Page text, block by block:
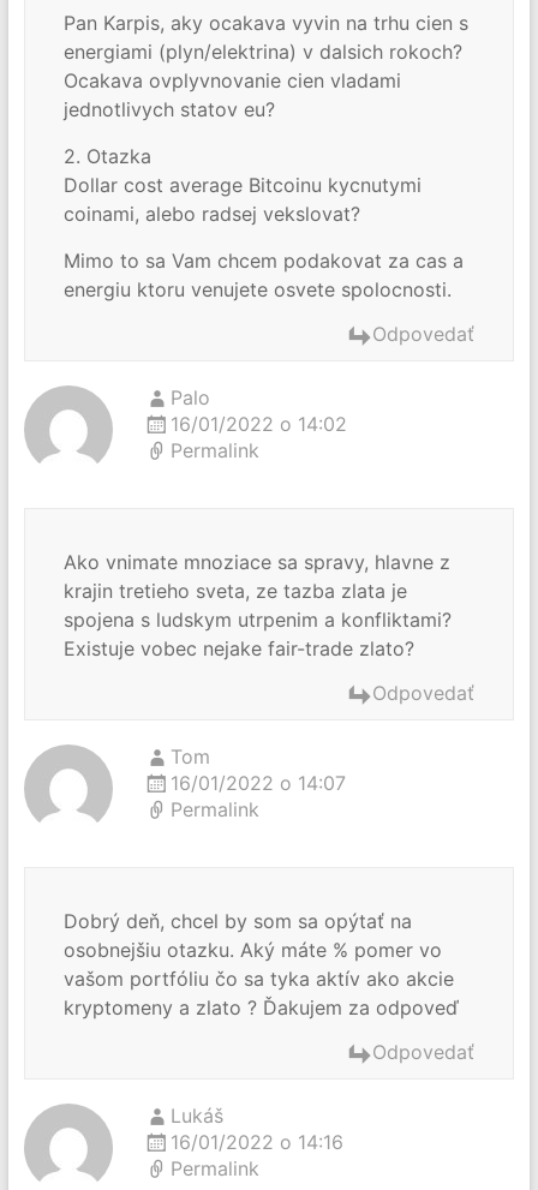
Pan Karpis, aky ocakava vyvin na trhu cien s
energiami (plyn/elektrina) v dalsich rokoch?
Ocakava ovplyvnovanie cien vladami
jednotlivych statov eu?
2. Otazka
Dollar cost average Bitcoinu kycnutymi
coinami, alebo radsej vekslovat?
Mimo to sa Vam chcem podakovat za cas a
energiu ktoru venujete osvete spolocnosti.
Odpovedať
Palo
16/01/2022 o 14:02
Permalink
Ako vnimate mnoziace sa spravy, hlavne z
krajin tretieho sveta, ze tazba zlata je
spojena s ludskym utrpenim a konfliktami?
Existuje vobec nejake fair-trade zlato?
Odpovedať
Tom
16/01/2022 o 14:07
Permalink
Dobrý deň, chcel by som sa opýtať na
osobnejšiu otazku. Aký máte % pomer vo
vašom portfóliu čo sa tyka aktív ako akcie
kryptomeny a zlato ? Ďakujem za odpoveď
Odpovedať
Lukáš
16/01/2022 o 14:16
Permalink